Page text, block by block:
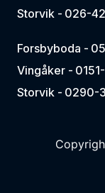
Storvik - 026-
Forsbyboda -
Vingåker -
Storvik - 0290-